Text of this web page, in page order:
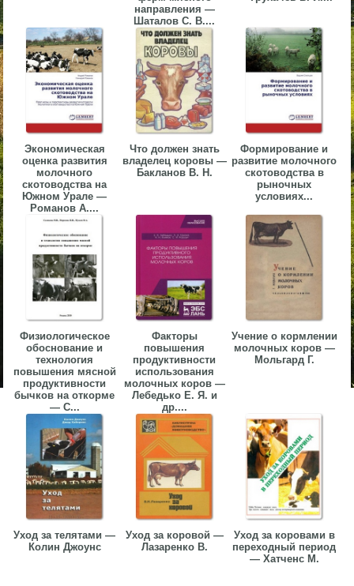
направления —
Шаталов С. В....
Экономическая
оценка развития
молочного
скотоводства на
Южном Урале —
Романов А....
Что должен знать
владелец коровы —
Бакланов В. Н.
Формирование и
развитие молочного
скотоводства в
рыночных
условиях...
Физиологическое
обоснование и
технология
повышения мясной
продуктивности
бычков на откорме
— С...
Факторы
повышения
продуктивности
использования
молочных коров —
Лебедько Е. Я. и
др....
Учение о кормлении
молочных коров —
Мольгард Г.
Уход за телятами —
Колин Джоунс
Уход за коровой —
Лазаренко В.
Уход за коровами в
переходный период
— Хатченс М.